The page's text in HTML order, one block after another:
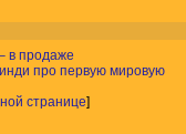
в продаже
про первую мировую
странице]